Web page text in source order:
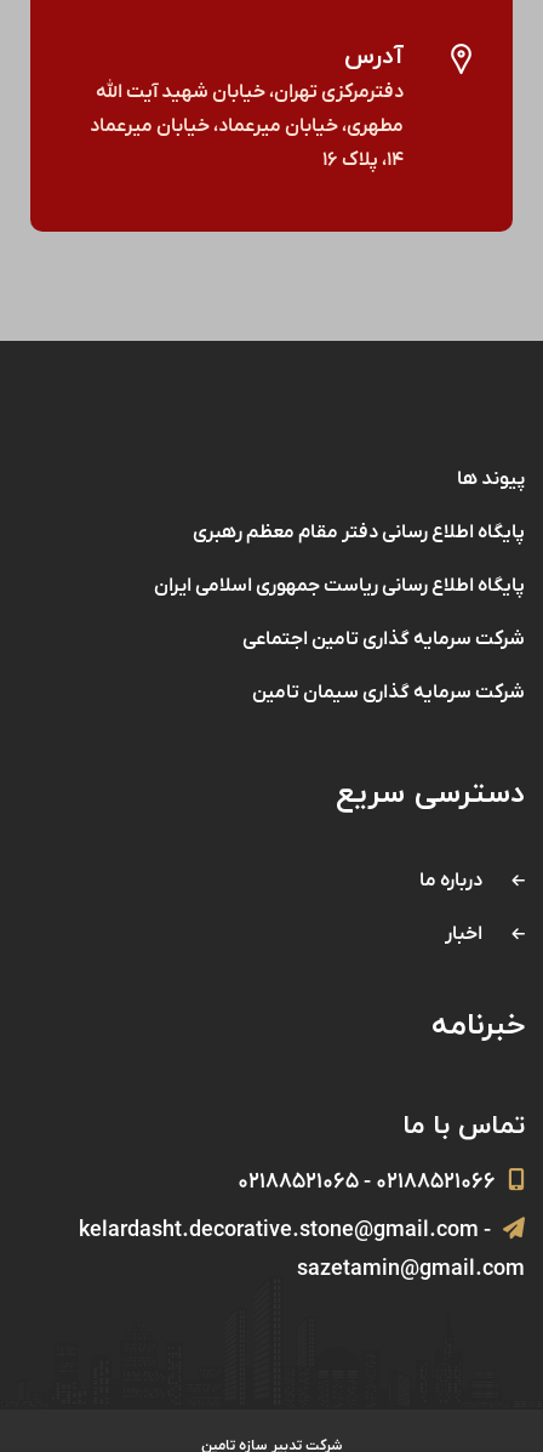
آدرس
دفترمرکزی تهران، خیابان شهید آیت الله
مطهری، خیابان میرعماد، خیابان میرعماد
۱۴، پلاک ۱۶
پیوند ها
پایگاه اطلاع رسانی دفتر مقام معظم رهبری
پایگاه اطلاع رسانی ریاست جمهوری اسلامی ایران
شرکت سرمایه گذاری تامین اجتماعی
شرکت سرمایه گذاری سیمان تامین
دسترسی سریع
درباره ما
اخبار
خبرنامه
تماس با ما
۰۲۱۸۸۵۲۱۰۶۶ - ۰۲۱۸۸۵۲۱۰۶۵
kelardasht.decorative.stone@gmail.com -
sazetamin@gmail.com
شرکت تدبیر سازه تامین